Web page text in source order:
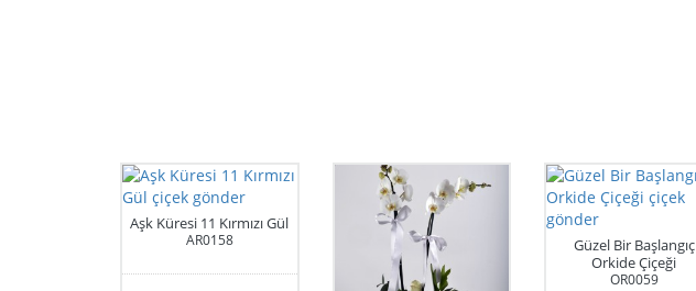
Aşk Küresi 11 Kırmızı Gül
AR0158
Güzel Bir Başlangıç
Orkide Çiçeği
OR0059